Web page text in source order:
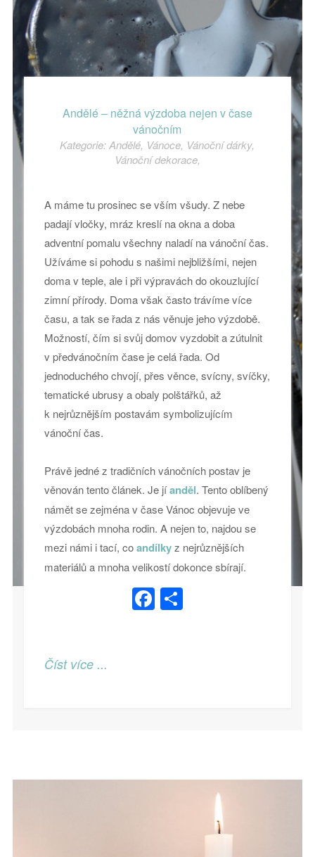
Andělé – něžná výzdoba nejen v čase
vánočním
Kategorie:Andělé, Vánoce, Vánoční dárky,
Vánoční dekorace,
A máme tu prosinec se vším všudy. Z nebe
padají vločky, mráz kreslí na okna a doba
adventní pomalu všechny naladí na vánoční čas.
Užíváme si pohodu s našimi nejbližšími, nejen
doma v teple, ale i při výpravách do okouzlující
zimní přírody. Doma však často trávíme více
času, a tak se řada z nás věnuje jeho výzdobě.
Možností, čím si svůj domov vyzdobit a zútulnit
v předvánočním čase je celá řada. Od
jednoduchého chvojí, přes věnce, svícny, svíčky,
tematické ubrusy a obaly polštářků, až
k nejrůznějším postavám symbolizujícím
vánoční čas.
Právě jedné z tradičních vánočních postav je
věnován tento článek. Je jíanděl. Tento oblíbený
námět se zejména v čase Vánoc objevuje ve
výzdobách mnoha rodin. A nejen to, najdou se
mezi námi i tací, coandílkyz nejrůznějších
materiálů a mnoha velikostí dokonce sbírají.
Facebook
Share
Číst více ...